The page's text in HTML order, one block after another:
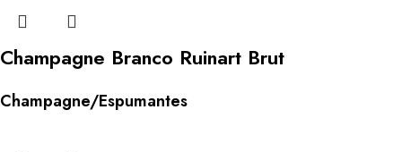
Champagne Branco Ruinart Brut
Champagne/Espumantes